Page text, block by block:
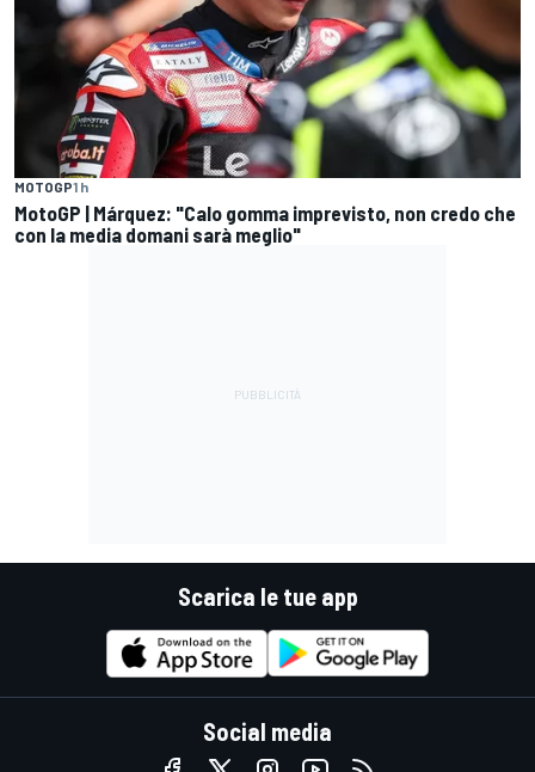
MOTOGP1 h
MotoGP | Márquez: "Calo gomma imprevisto, non credo che
con la media domani sarà meglio"
Scarica le tue app
Social media